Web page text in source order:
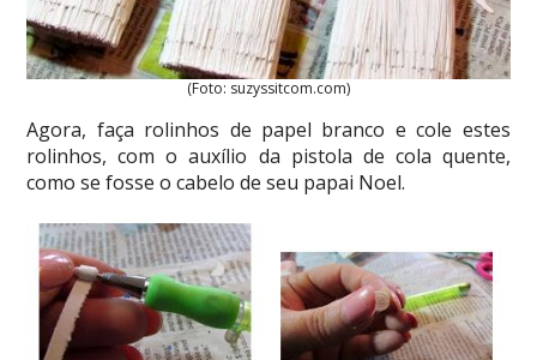
(Foto: suzyssitcom.com)
Agora, faça rolinhos de papel branco e cole estes
rolinhos, com o auxílio da pistola de cola quente,
como se fosse o cabelo de seu papai Noel.